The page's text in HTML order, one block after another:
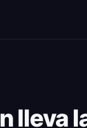
lleva